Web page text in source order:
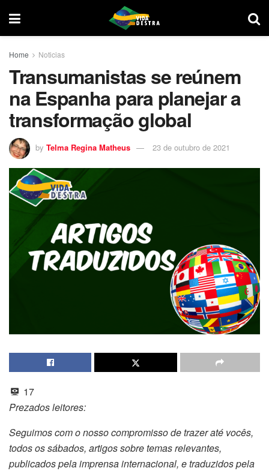
Home Noticias
Transumanistas se reúnem
na Espanha para planejar a
transformação global
by Telma Regina Matheus 23 de outubro de 2021
17
Prezados leitores:
Seguimos com o nosso compromisso de trazer até vocês,
todos os sábados, artigos sobre temas relevantes,
publicados pela imprensa internacional, e traduzidos pela